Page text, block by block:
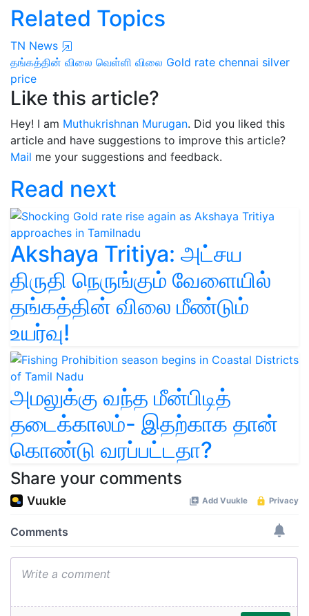
Related Topics
TN News
தங்கத்தின் விலை வெள்ளி விலை Gold rate chennai silver
price
Like this article?
Hey! I am Muthukrishnan Murugan. Did you liked this
article and have suggestions to improve this article?
Mail me your suggestions and feedback.
Read next
Akshaya Tritiya: அட்சய
திருதி நெருங்கும் வேளையில்
தங்கத்தின் விலை மீண்டும்
உயர்வு!
அமலுக்கு வந்த மீன்பிடித்
தடைக்காலம்- இதற்காக தான்
கொண்டு வரப்பட்டதா?
Share your comments